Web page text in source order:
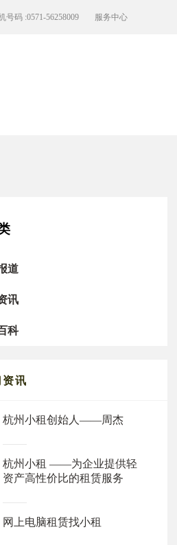
号码 :0571-56258009 服务中心
道
讯
科
讯
杭州小租创始人——周杰
杭州小租 ——为企业提供轻
资产高性价比的租赁服务
网上电脑租赁找小租